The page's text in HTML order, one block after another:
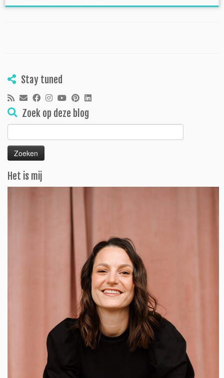
Stay tuned
Zoek op deze blog
Zoeken
naar:
Het is mij